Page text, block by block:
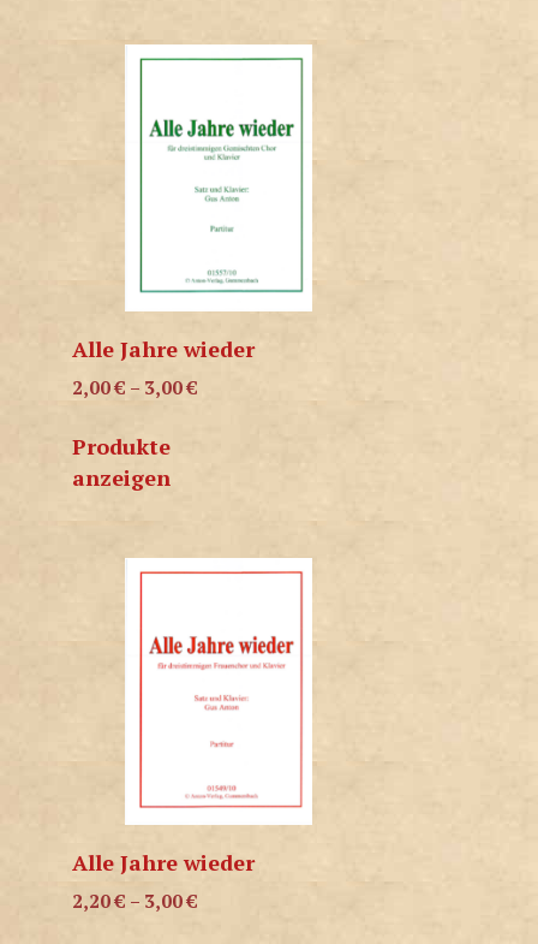
Alle Jahre wieder
2,00€ – 3,00€
Produkte
anzeigen
Alle Jahre wieder
2,20€ – 3,00€